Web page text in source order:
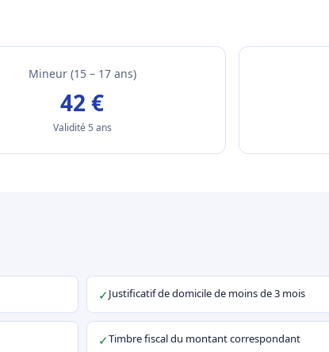
Mineur (15 – 17 ans)
42 €
Validité 5 ans
✓Justificatif de domicile de moins de 3 mois
✓Timbre fiscal du montant correspondant